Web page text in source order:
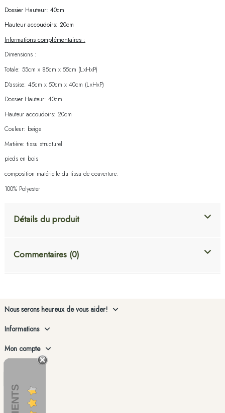
Dossier Hauteur: 40cm
Hauteur accoudoirs: 20cm
Informations complémentaires :
Dimensions :
Totale: 55cm x 85cm x 55cm (LxHxP)
D'assise: 45cm x 50cm x 40cm (LxHxP)
Dossier Hauteur: 40cm
Hauteur accoudoirs: 20cm
Couleur: beige
Matière: tissu structurel
pieds en bois
composition matérielle du tissu de couverture:
100% Polyester
Détails du produit
Commentaires (0)
Nous serons heureux de vous aider!
Informations
Mon compte